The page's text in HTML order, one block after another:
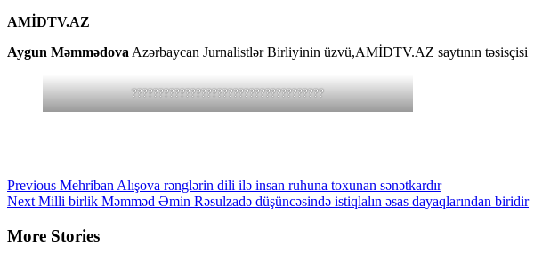
AMİDTV.AZ
Aygun Məmmədova Azərbaycan Jurnalistlər Birliyinin üzvü,AMİDTV.AZ saytının təsisçisi
????????????????????????????????????
Continue
Reading
Previous Mehriban Alışova rənglərin dili ilə insan ruhuna toxunan sənətkardır
Next Milli birlik Məmməd Əmin Rəsulzadə düşüncəsində istiqlalın əsas dayaqlarından biridir
More Stories